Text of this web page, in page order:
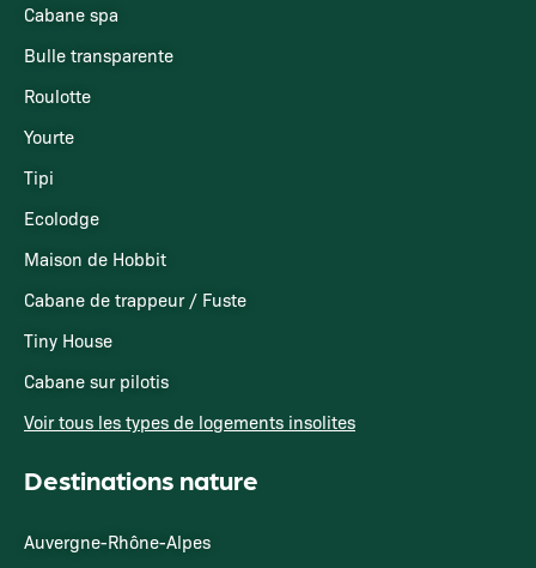
Cabane spa
Bulle transparente
Roulotte
Yourte
Tipi
Ecolodge
Maison de Hobbit
Cabane de trappeur / Fuste
Tiny House
Cabane sur pilotis
Voir tous les types de logements insolites
Destinations nature
Auvergne-Rhône-Alpes